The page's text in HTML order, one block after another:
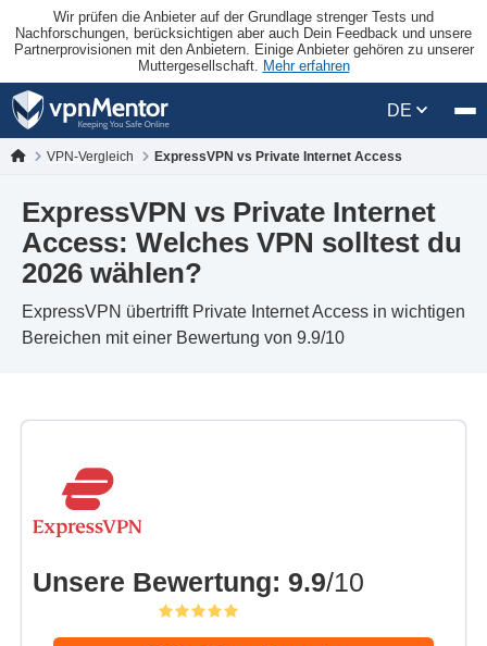
Wir prüfen die Anbieter auf der Grundlage strenger Tests und
Nachforschungen, berücksichtigen aber auch Dein Feedback und unsere
Partnerprovisionen mit den Anbietern. Einige Anbieter gehören zu unserer
Muttergesellschaft. Mehr erfahren
DE
VPN-Vergleich ExpressVPN vs Private Internet Access
ExpressVPN vs Private Internet
Access: Welches VPN solltest du
2026 wählen?
ExpressVPN übertrifft Private Internet Access in wichtigen
Bereichen mit einer Bewertung von 9.9/10
Unsere Bewertung: 9.9/10